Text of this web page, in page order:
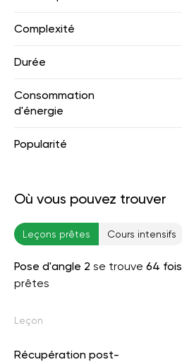
Complexité
Durée
Consommation
d'énergie
Popularité
Où vous pouvez trouver
Leçons prêtes Cours intensifs
Pose d'angle 2 se trouve 64 fois
prêtes
Leçon
Récupération post-